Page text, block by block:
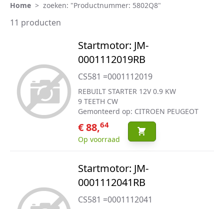
Home > zoeken: "Productnummer: 5802Q8"
11 producten
Startmotor: JM-
0001112019RB
CS581 =0001112019
REBUILT STARTER 12V 0.9 KW
9 TEETH CW
Gemonteerd op: CITROEN PEUGEOT
€ 88,64
Op voorraad
Startmotor: JM-
0001112041RB
CS581 =0001112041